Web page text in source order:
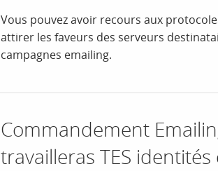
Vous pouvez avoir recours aux
attirer les faveurs des serveurs
campagnes emailing.
Commandement
travailleras TES identités